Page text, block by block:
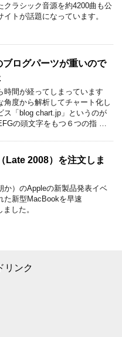
クラシック音源を約4200曲も公
トが話題になっています。
ログパーツが重いので
時間が経ってしまっています
角度から解析してチャート化し
ス「blog chart.jp」というのが
の頭文字をもつ６つの指 …
Late 2008）を注文しま
か）のAppleの新製品発表イベ
た新型MacBookを早速
した。
リンク